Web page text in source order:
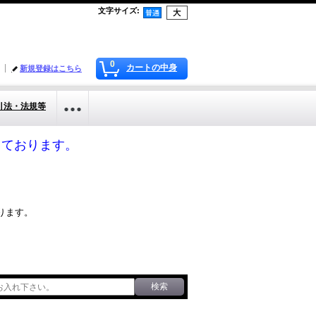
文字サイズ:
0 カートの中身
新規登録はこちら
法・法規等
おります。
す。